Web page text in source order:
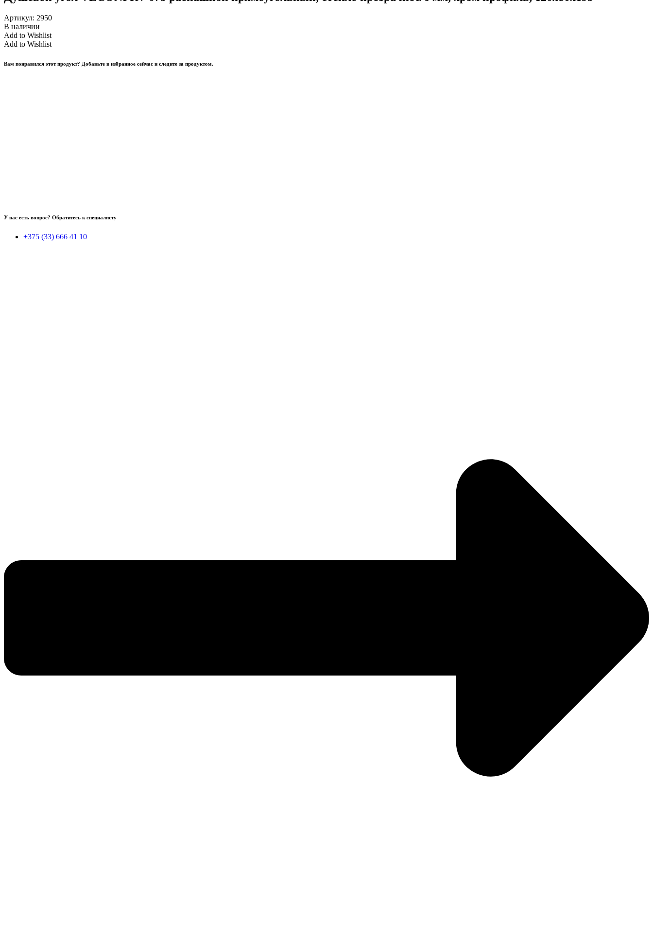
Артикул: 2950
В наличии
Add to Wishlist
Add to Wishlist
Вам понравился этот продукт? Добавьте в избранное сейчас и следите за продуктом.
У вас есть вопрос? Обратитесь к специалисту
+375 (33) 666 41 10